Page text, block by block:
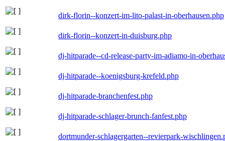
dirk-florin--konzert-im-lito-palast-in-oberhausen.php
dirk-florin--konzert-in-duisburg.php
dj-hitparade--cd-release-party-im-adiamo-in-
dj-hitparade--koenigsburg-krefeld.php
dj-hitparade-branchenfest.php
dj-hitparade-schlager-brunch-fanfest.php
dortmunder-schlagergarten--revierpark-